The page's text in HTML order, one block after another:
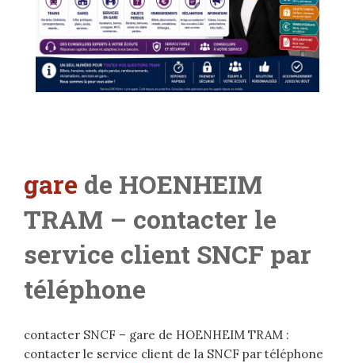
gare de HOENHEIM
TRAM – contacter le
service client SNCF par
téléphone
contacter SNCF – gare de HOENHEIM TRAM :
contacter le service client de la SNCF par téléphone